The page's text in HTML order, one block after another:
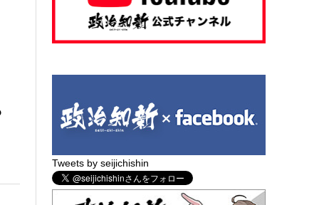
Tweets by seijichishin